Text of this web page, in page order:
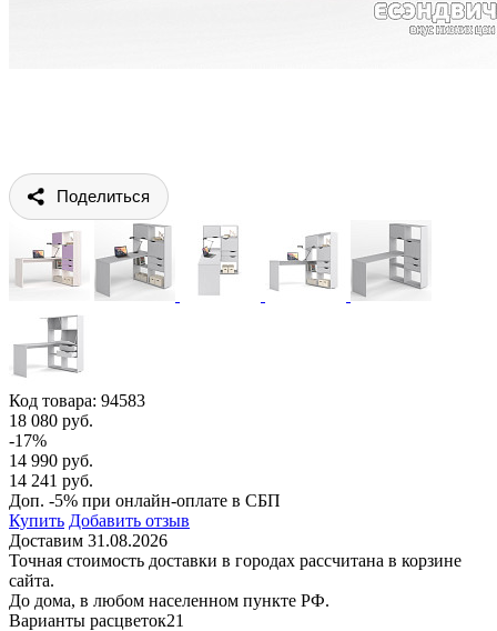
Поделиться
Код товара: 94583
18 080 руб.
-17%
14 990 руб.
14 241 руб.
Доп. -5% при онлайн-оплате в СБП
Купить Добавить отзыв
Доставим 31.08.2026
Точная стоимость доставки в городах рассчитана в корзине
сайта.
До дома, в любом населенном пункте РФ.
Варианты расцветок21